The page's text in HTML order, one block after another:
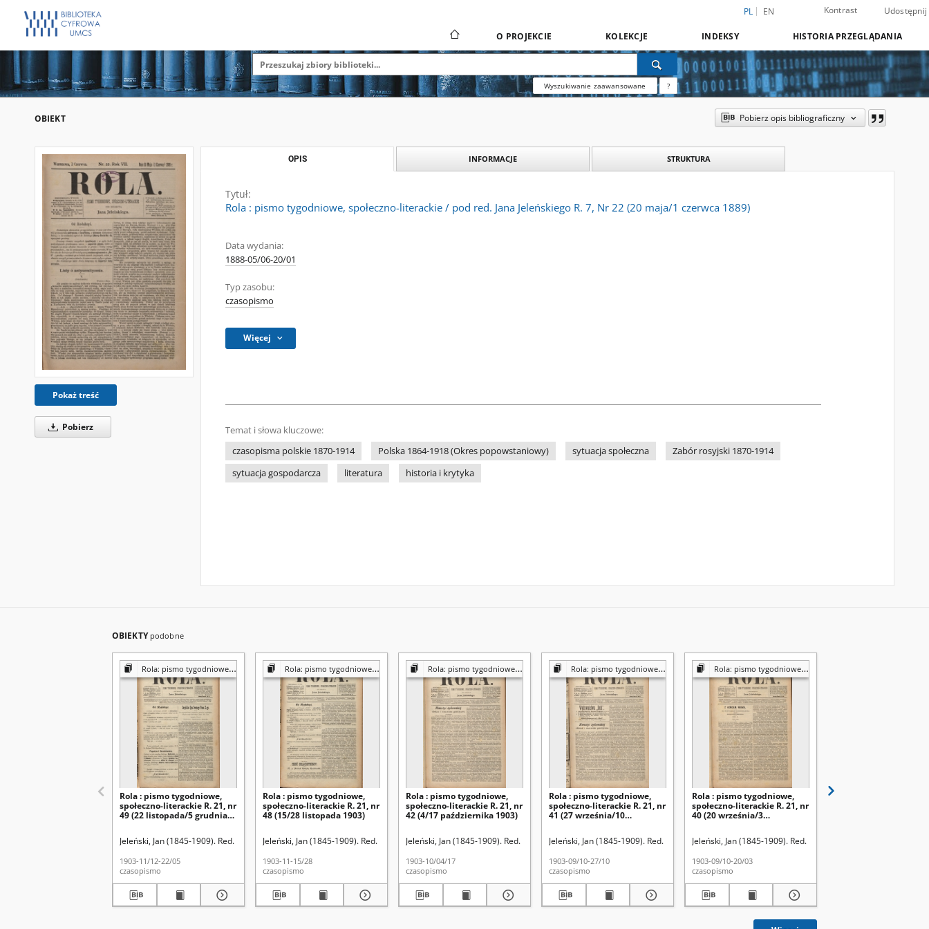
PL EN Kontrast Udostępnij
O PROJEKCIE KOLEKCJE INDEKSY HISTORIA PRZEGLĄDANIA
Wyszukiwanie zaawansowane ?
OBIEKT Pobierz opis bibliograficzny
Pokaż treść
Pobierz
OPIS INFORMACJE STRUKTURA
Tytuł:
Rola : pismo tygodniowe, społeczno-literackie / pod red. Jana Jeleńskiego R. 7, Nr 22 (20 maja/1 czerwca 1889)
Data wydania:
1888-05/06-20/01
Typ zasobu:
czasopismo
Więcej
Temat i słowa kluczowe:
czasopisma polskie 1870-1914
Polska 1864-1918 (Okres popowstaniowy) sytuacja społeczna
Zabór rosyjski 1870-1914
sytuacja gospodarcza
literatura historia i krytyka
OBIEKTY podobne
Rola: pismo tygodniowe [poświęcone sprawom społecznym, ekonomicznym i literackim]
Rola : pismo tygodniowe,
społeczno-literackie R. 21, nr
49 (22 listopada/5 grudnia
Jeleński, Jan (1845-1909). Red.
1903-11/12-22/05
czasopismo
Rola: pismo tygodniowe [poświęcone sprawom społecznym, ekonomicznym i literackim]
Rola : pismo tygodniowe,
społeczno-literackie R. 21, nr
48 (15/28 listopada 1903)
Jeleński, Jan (1845-1909). Red.
1903-11-15/28
czasopismo
Rola: pismo tygodniowe [poświęcone sprawom społecznym, ekonomicznym i literackim]
Rola : pismo tygodniowe,
społeczno-literackie R. 21, nr
42 (4/17 października 1903)
Jeleński, Jan (1845-1909). Red.
1903-10/04/17
czasopismo
Rola: pismo tygodniowe [poświęcone sprawom społecznym, ekonomicznym i literackim]
Rola : pismo tygodniowe,
społeczno-literackie R. 21, nr
41 (27 września/10
Jeleński, Jan (1845-1909). Red.
1903-09/10-27/10
czasopismo
Rola: pismo tygodniowe [poświęcone sprawom społecznym, ekonomicznym i literackim]
Rola : pismo tygodniowe,
społeczno-literackie R. 21, nr
40 (20 września/3
Jeleński, Jan (1845-1909). Red.
1903-09/10-20/03
czasopismo